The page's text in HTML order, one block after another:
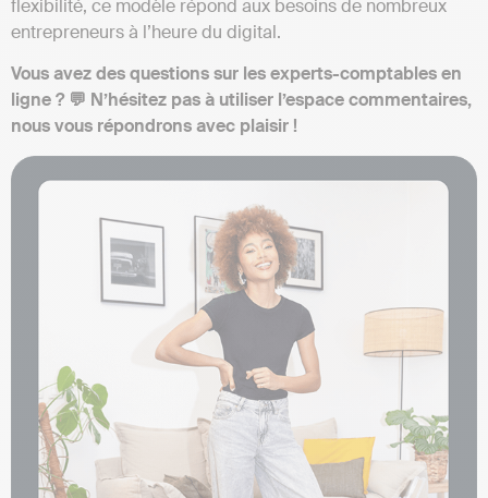
flexibilité, ce modèle répond aux besoins de nombreux
entrepreneurs à l’heure du digital.
Vous avez des questions sur les experts-comptables en
ligne ? 💬 N’hésitez pas à utiliser l’espace commentaires,
nous vous répondrons avec plaisir !